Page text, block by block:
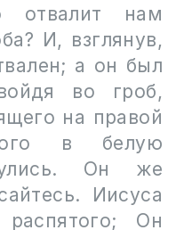
отвалит нам
И, взглянув,
а он был
во гроб,
на правой
в белую
Он же
Иисуса
Он